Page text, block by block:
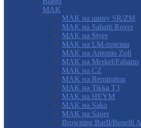
MAK
MAK на шину SR/ZM
MAK на Sabatti Rover
MAK на Styer
MAK на LM-призма
MAK на Antonio Zoli
MAK на Merkel/Fabarm
MAK на CZ
MAK на Remington
MAK на Tikka T3
MAK на HEYM
MAK на Sako
MAK на Sauer
Browning BarII/Benelli